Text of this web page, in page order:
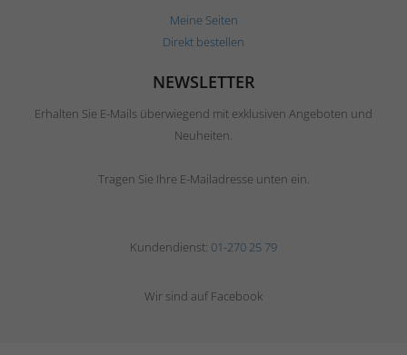
Meine Seiten
Direkt bestellen
NEWSLETTER
Erhalten Sie E-Mails überwiegend mit exklusiven Angeboten und
Neuheiten.
Tragen Sie Ihre E-Mailadresse unten ein.
Kundendienst: 01-270 25 79
Wir sind auf Facebook